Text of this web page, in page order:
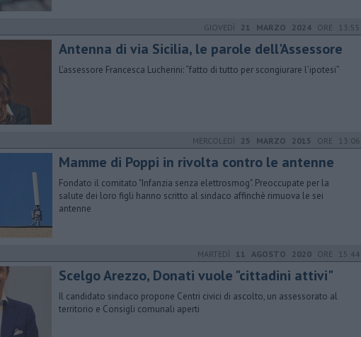
GIOVEDÌ 21 MARZO 2024 ORE 13:55
Antenna di via Sicilia, le parole dell'Assessore
L’assessore Francesca Lucherini: “fatto di tutto per scongiurare l’ipotesi”
MERCOLEDÌ 25 MARZO 2015 ORE 13:06
Mamme di Poppi in rivolta contro le antenne
Fondato il comitato "Infanzia senza elettrosmog". Preoccupate per la
salute dei loro figli hanno scritto al sindaco affinchè rimuova le sei
antenne
MARTEDÌ 11 AGOSTO 2020 ORE 15:44
​Scelgo Arezzo, Donati vuole "cittadini attivi"
Il candidato sindaco propone Centri civici di ascolto, un assessorato al
territorio e Consigli comunali aperti